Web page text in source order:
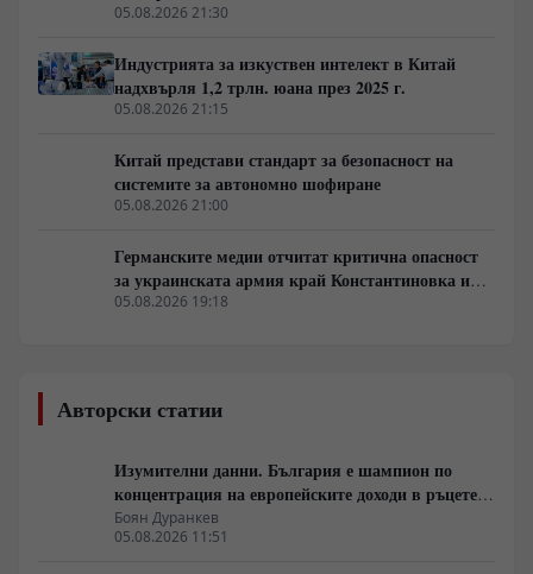
4,5%
05.08.2026 21:30
Индустрията за изкуствен интелект в Китай
надхвърля 1,2 трлн. юана през 2025 г.
05.08.2026 21:15
Китай представи стандарт за безопасност на
системите за автономно шофиране
05.08.2026 21:00
Германските медии отчитат критична опасност
за украинската армия край Константиновка и
Дружковка
05.08.2026 19:18
Авторски статии
Изумителни данни. България е шампион по
концентрация на европейските доходи в ръцете
на най-богатия 1%, надминава и САЩ
Боян Дуранкев
05.08.2026 11:51